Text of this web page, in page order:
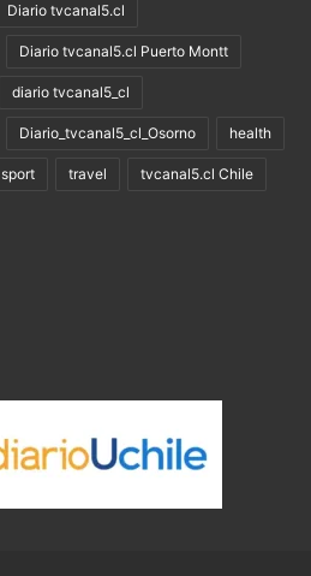
Diario tvcanal5.cl
Diario tvcanal5.cl Puerto Montt
diario tvcanal5_cl
Diario_tvcanal5_cl_Osorno health
sport travel tvcanal5.cl Chile